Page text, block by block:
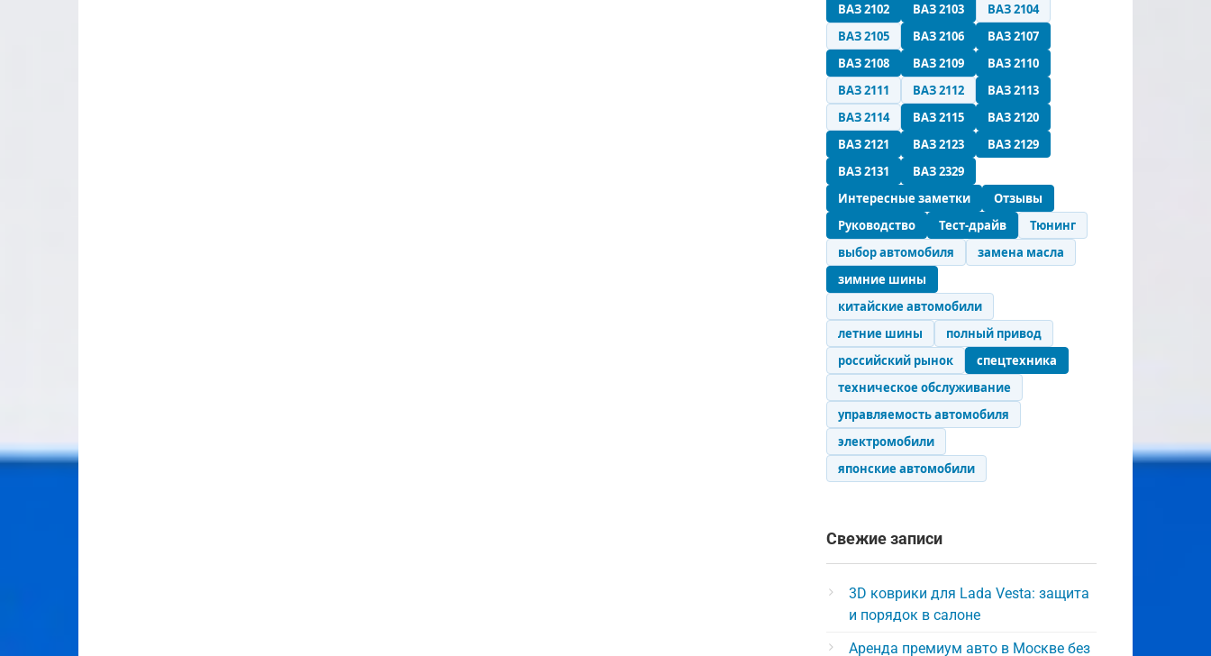
ВАЗ 2102
ВАЗ 2103
ВАЗ 2104
ВАЗ 2105
ВАЗ 2106
ВАЗ 2107
ВАЗ 2108
ВАЗ 2109
ВАЗ 2110
ВАЗ 2111
ВАЗ 2112
ВАЗ 2113
ВАЗ 2114
ВАЗ 2115
ВАЗ 2120
ВАЗ 2121
ВАЗ 2123
ВАЗ 2129
ВАЗ 2131
ВАЗ 2329
Интересные заметки
Отзывы
Руководство
Тест-драйв
Тюнинг
выбор автомобиля
замена масла
зимние шины
китайские автомобили
летние шины
полный привод
российский рынок
спецтехника
техническое обслуживание
управляемость автомобиля
электромобили
японские автомобили
Свежие записи
3D коврики для Lada Vesta: защита
и порядок в салоне
Аренда премиум авто в Москве без